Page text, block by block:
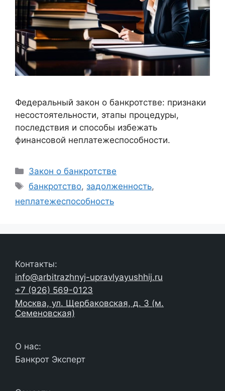
Федеральный закон о банкротстве: признаки
несостоятельности, этапы процедуры,
последствия и способы избежать
финансовой неплатежеспособности.
Рубрики
Закон о банкротстве
Метки
банкротство, задолженность,
неплатежеспособность
Контакты:
info@arbitrazhnyj-upravlyayushhij.ru
+7 (926) 569-0123
Москва, ул. Щербаковская, д. 3 (м.
Семеновская)
О нас:
Банкрот Эксперт